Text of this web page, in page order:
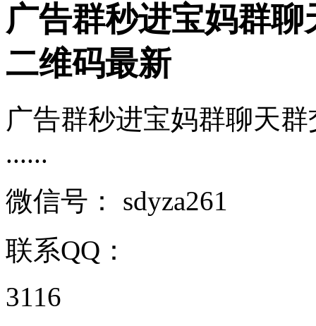
广告群秒进宝妈群
二维码最新
广告群秒进宝妈群聊天
......
微信号： sdyza261
联系QQ：
3116